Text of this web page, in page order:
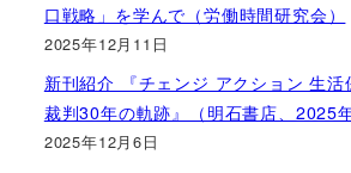
口戦略」を学んで（労働時間研究会）
2025年12月11日
新刊紹介 『チェンジ アクション 生
裁判30年の軌跡』（明石書店、2025年
2025年12月6日